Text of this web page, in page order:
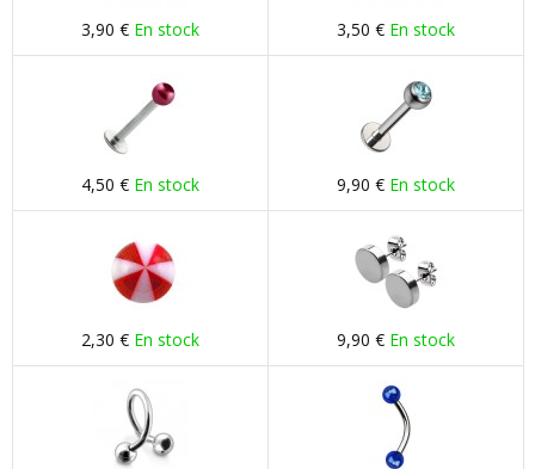
3,90 € En stock 3,50 € En stock
4,50 € En stock 9,90 € En stock
2,30 € En stock 9,90 € En stock